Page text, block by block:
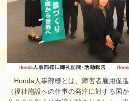
Honda人事部様とは、障害者雇用促
（福祉施設への仕事の発注に対する国